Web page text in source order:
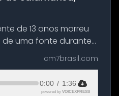
de 13 anos morreu
uma fonte durante
título da Copa do
Espanha, em
de Salamanca,
cm7brasil.com
0:00 / 1:36
powered by VOICEXPRESS